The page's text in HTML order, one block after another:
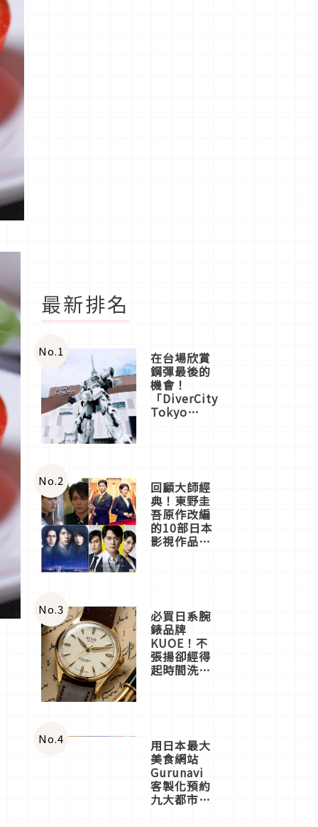
最新排名
No.1 在台場欣賞
鋼彈最後的
機會！
「DiverCity
Tokyo
體驗
No.2 回顧大師經
典！東野圭
吾原作改編
的10部日本
影視作品推
No.3 必買日系腕
錶品牌
KUOE！不
張揚卻經得
起時間洗鍊
No.4 用日本最大
美食網站
Gurunavi
客製化預約
九大都市餐